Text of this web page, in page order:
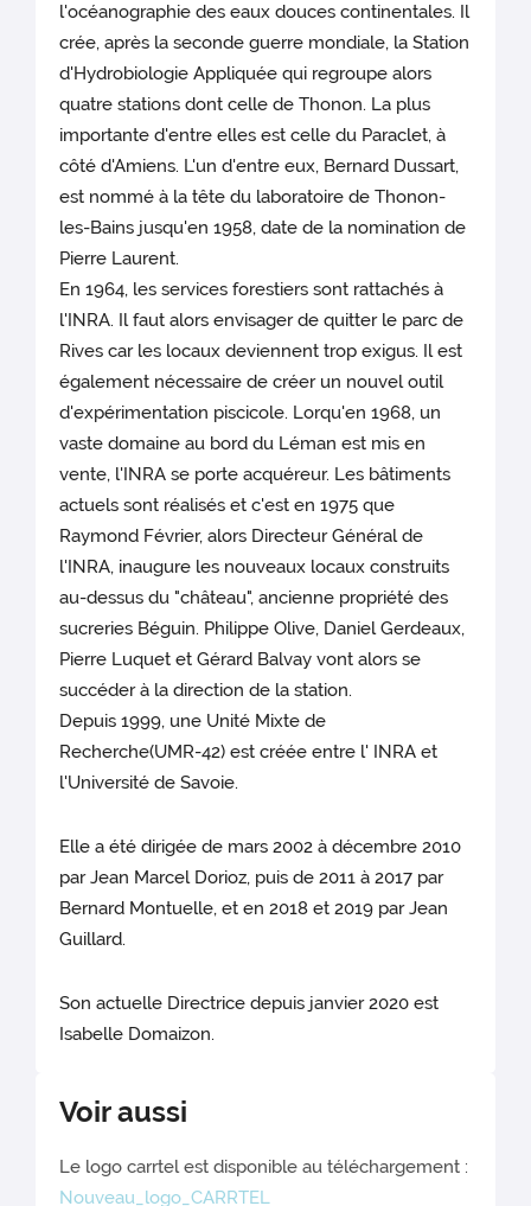
l'océanographie des eaux douces continentales. Il
crée, après la seconde guerre mondiale, la Station
d'Hydrobiologie Appliquée qui regroupe alors
quatre stations dont celle de Thonon. La plus
importante d'entre elles est celle du Paraclet, à
côté d'Amiens. L'un d'entre eux, Bernard Dussart,
est nommé à la tête du laboratoire de Thonon-
les-Bains jusqu'en 1958, date de la nomination de
Pierre Laurent.
En 1964, les services forestiers sont rattachés à
l'INRA. Il faut alors envisager de quitter le parc de
Rives car les locaux deviennent trop exigus. Il est
également nécessaire de créer un nouvel outil
d'expérimentation piscicole. Lorqu'en 1968, un
vaste domaine au bord du Léman est mis en
vente, l'INRA se porte acquéreur. Les bâtiments
actuels sont réalisés et c'est en 1975 que
Raymond Février, alors Directeur Général de
l'INRA, inaugure les nouveaux locaux construits
au-dessus du "château", ancienne propriété des
sucreries Béguin. Philippe Olive, Daniel Gerdeaux,
Pierre Luquet et Gérard Balvay vont alors se
succéder à la direction de la station.
Depuis 1999, une Unité Mixte de
Recherche(UMR-42) est créée entre l' INRA et
l'Université de Savoie.
Elle a été dirigée de mars 2002 à décembre 2010
par Jean Marcel Dorioz, puis de 2011 à 2017 par
Bernard Montuelle, et en 2018 et 2019 par Jean
Guillard.
Son actuelle Directrice depuis janvier 2020 est
Isabelle Domaizon.
Voir aussi
Le logo carrtel est disponible au téléchargement :
Nouveau_logo_CARRTEL